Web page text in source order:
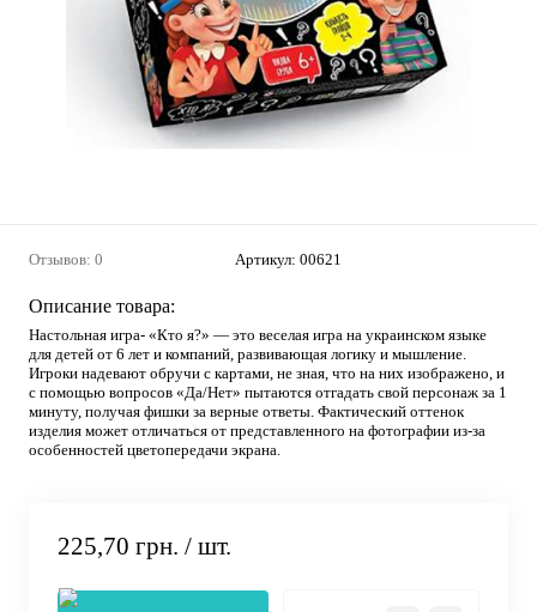
Отзывов: 0 Артикул: 00621
Описание товара:
Настольная игра- «Кто я?» — это веселая игра на украинском языке
для детей от 6 лет и компаний, развивающая логику и мышление.
Игроки надевают обручи с картами, не зная, что на них изображено, и
с помощью вопросов «Да/Нет» пытаются отгадать свой персонаж за 1
минуту, получая фишки за верные ответы. Фактический оттенок
изделия может отличаться от представленного на фотографии из-за
особенностей цветопередачи экрана.
225,70 грн. / шт.